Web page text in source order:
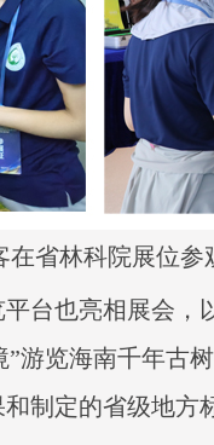
在省林科院展位参
台也亮相展会
游览海南千年古
制定的省级地方